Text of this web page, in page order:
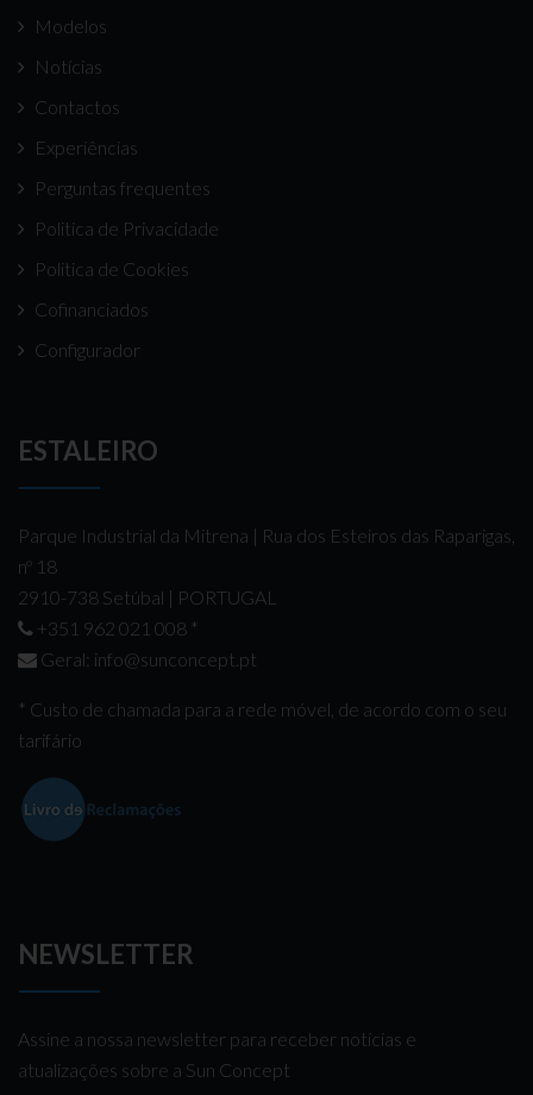
Modelos
Notícias
Contactos
Experiências
Perguntas frequentes
Politica de Privacidade
Politica de Cookies
Cofinanciados
Configurador
ESTALEIRO
Parque Industrial da Mitrena | Rua dos Esteiros das Raparigas,
nº 18
2910-738 Setúbal | PORTUGAL
+351 962 021 008 *
Geral: info@sunconcept.pt
* Custo de chamada para a rede móvel, de acordo com o seu
tarifário
NEWSLETTER
Assine a nossa newsletter para receber notícias e
atualizações sobre a Sun Concept